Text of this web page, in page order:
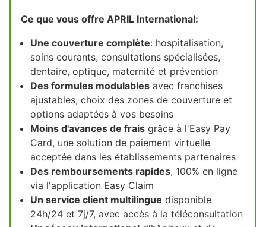
Ce que vous offre APRIL International:
Une couverture complète: hospitalisation,
soins courants, consultations spécialisées,
dentaire, optique, maternité et prévention
Des formules modulables avec franchises
ajustables, choix des zones de couverture et
options adaptées à vos besoins
Moins d'avances de frais grâce à l'Easy Pay
Card, une solution de paiement virtuelle
acceptée dans les établissements partenaires
Des remboursements rapides, 100% en ligne
via l'application Easy Claim
Un service client multilingue disponible
24h/24 et 7j/7, avec accès à la téléconsultation